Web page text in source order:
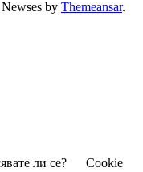
by Themeansar.
ли се?
Cookie